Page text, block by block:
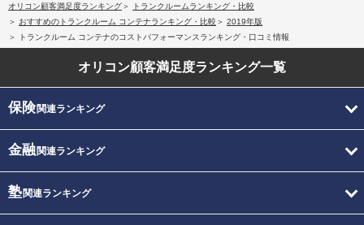
オリコン顧客満足度ランキング
トランクルームランキング・比較
おすすめのトランクルーム コンテナランキング・比較
2019年版
トランクルーム コンテナのコストパフォーマンスランキング・口コミ情報
オリコン顧客満足度ランキング一覧
保険関連ランキング
金融関連ランキング
塾関連ランキング